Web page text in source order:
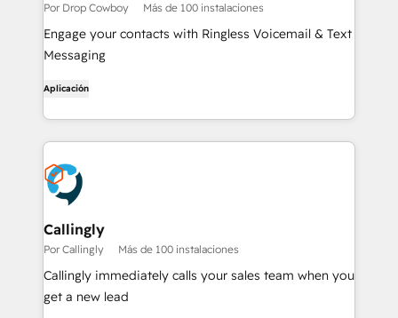
Por Drop Cowboy Más de 100 instalaciones
Engage your contacts with Ringless Voicemail & Text
Messaging
Aplicación
Callingly
Por Callingly Más de 100 instalaciones
Callingly immediately calls your sales team when you
get a new lead